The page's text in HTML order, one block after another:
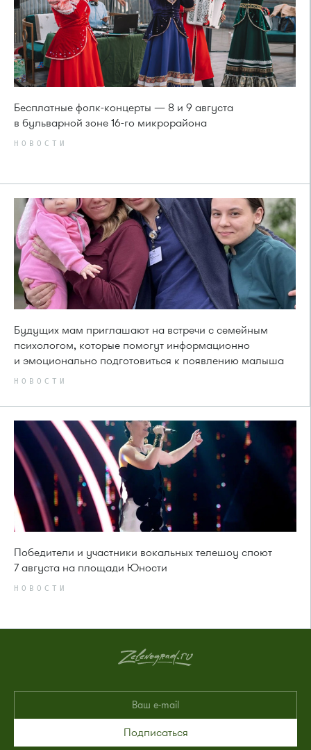
Бесплатные фолк-концерты — 8 и 9 августа
в бульварной зоне 16-го микрорайона
НОВОСТИ
Будущих мам приглашают на встречи с семейным
психологом, которые помогут информационно
и эмоционально подготовиться к появлению малыша
НОВОСТИ
Победители и участники вокальных телешоу споют
7 августа на площади Юности
НОВОСТИ
Подписаться